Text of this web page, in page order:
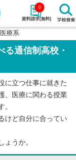
資料請求(無料)
0
特徴から探す
信越
療系
る通信制高校・
に立つ仕事に就きた
、医療に関わる授業
けど自分に合ってい
うか。